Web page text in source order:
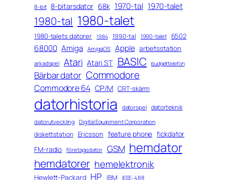
8-bit 8-bitarsdator 68k 1970-tal 1970-talet
1980-tal 1980-talet
1980-talets datorer 1984 1990-tal 1990-talet 6502
68000 Amiga AmigaOS Apple arbetsstation
arkadspel Atari Atari ST BASIC budgettelefon
Bärbar dator Commodore
Commodore 64 CP/M CRT-skärm
datorhistoria datorspel datorteknik
datorutveckling Digital Equipment Corporation
diskettstation Ericsson feature phone fickdator
FM-radio
företagsdator GSM hemdator
hemdatorer hemelektronik
Hewlett-Packard HP IBM IEEE-488